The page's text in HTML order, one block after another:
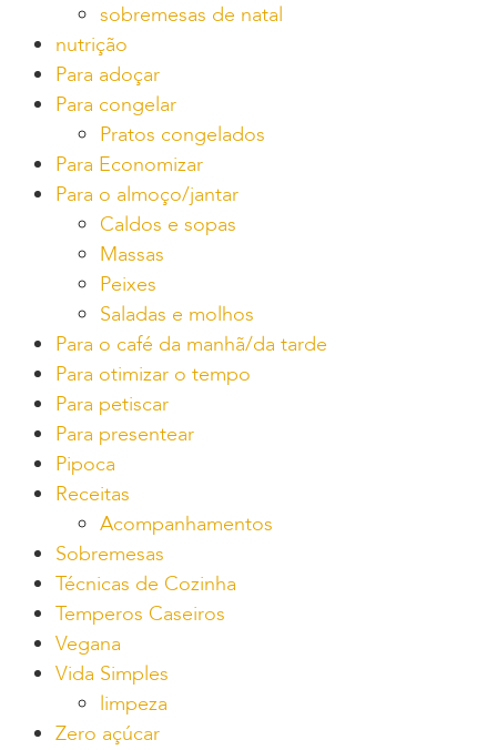
sobremesas de natal
nutrição
Para adoçar
Para congelar
Pratos congelados
Para Economizar
Para o almoço/jantar
Caldos e sopas
Massas
Peixes
Saladas e molhos
Para o café da manhã/da tarde
Para otimizar o tempo
Para petiscar
Para presentear
Pipoca
Receitas
Acompanhamentos
Sobremesas
Técnicas de Cozinha
Temperos Caseiros
Vegana
Vida Simples
limpeza
Zero açúcar